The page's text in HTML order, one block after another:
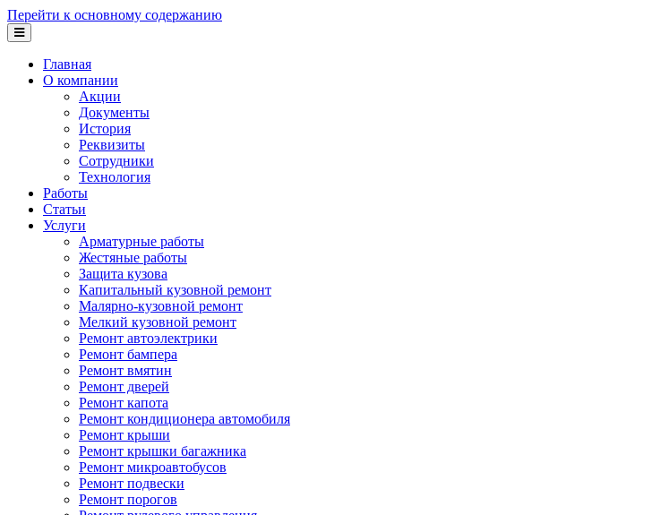
Перейти к основному содержанию
Главная
О компании
Акции
Документы
История
Реквизиты
Сотрудники
Технология
Работы
Статьи
Услуги
Арматурные работы
Жестяные работы
Защита кузова
Капитальный кузовной ремонт
Малярно-кузовной ремонт
Мелкий кузовной ремонт
Ремонт автоэлектрики
Ремонт бампера
Ремонт вмятин
Ремонт дверей
Ремонт капота
Ремонт кондиционера автомобиля
Ремонт крыши
Ремонт крышки багажника
Ремонт микроавтобусов
Ремонт подвески
Ремонт порогов